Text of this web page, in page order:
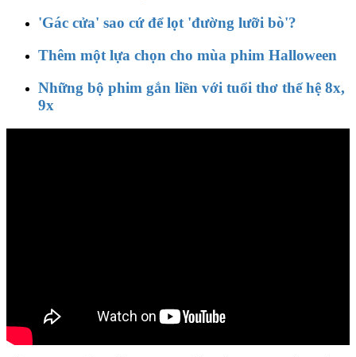
'Gác cửa' sao cứ để lọt 'đường lưỡi bò'?
Thêm một lựa chọn cho mùa phim Halloween
Những bộ phim gắn liền với tuổi thơ thế hệ 8x,
9x